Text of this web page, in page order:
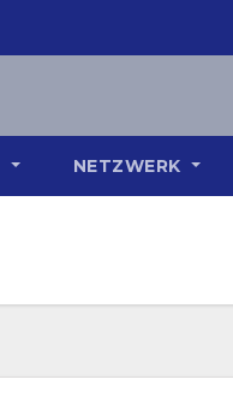
NETZWERK